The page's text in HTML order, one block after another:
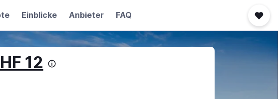
Einblicke Anbieter FAQ
12